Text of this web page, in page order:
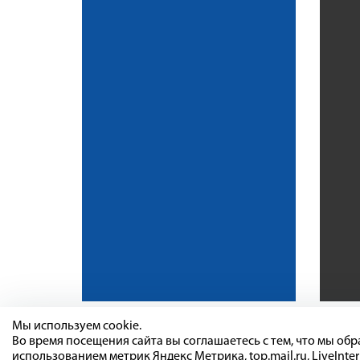
Мы используем cookie.
Во время посещения сайта вы соглашаетесь с тем, что мы
использованием метрик Яндекс Метрика, top.mail.ru,